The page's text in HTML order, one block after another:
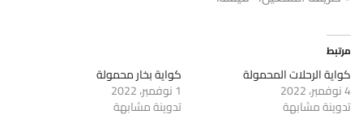
مرتبط
كواية الرحلات المحمولة
4 نوفمبر، 2022
تدوينة مشابهة
كواية بخار محمولة
1 نوفمبر، 2022
تدوينة مشابهة